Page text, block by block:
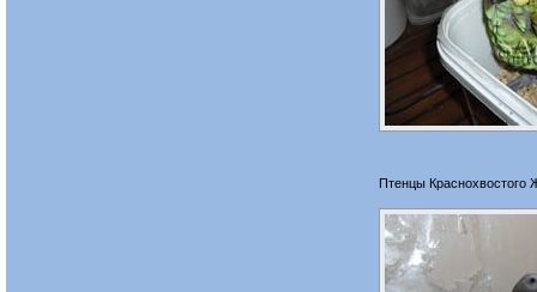
Птенцы Краснохвостого